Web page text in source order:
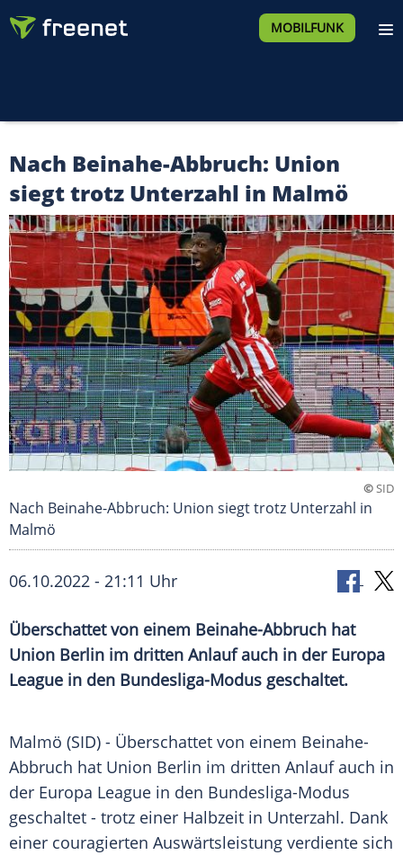
MOBILFUNK
Nach Beinahe-Abbruch: Union
siegt trotz Unterzahl in Malmö
©SID
Nach Beinahe-Abbruch: Union siegt trotz Unterzahl in
Malmö
06.10.2022 - 21:11 Uhr
Überschattet von einem Beinahe-Abbruch hat
Union Berlin im dritten Anlauf auch in der Europa
League in den Bundesliga-Modus geschaltet.
Malmö (SID) - Überschattet von einem Beinahe-
Abbruch hat Union Berlin im dritten Anlauf auch in
der Europa League in den Bundesliga-Modus
geschaltet - trotz einer Halbzeit in Unterzahl. Dank
einer couragierten Auswärtsleistung verdiente sich